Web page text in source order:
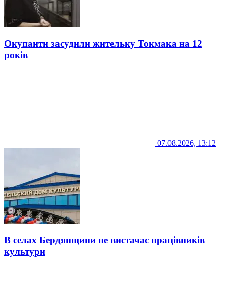
Окупанти засудили жительку Токмака на 12
років
07.08.2026, 13:12
В селах Бердянщини не вистачає працівників
культури